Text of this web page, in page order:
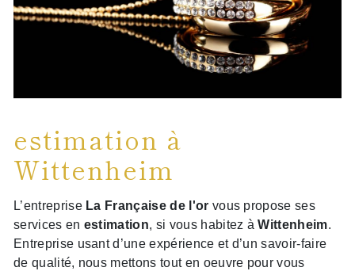
estimation à
Wittenheim
L’entreprise La Française de l'or vous propose ses
services en estimation, si vous habitez àWittenheim.
Entreprise usant d’une expérience et d’un savoir-faire
de qualité, nous mettons tout en oeuvre pour vous